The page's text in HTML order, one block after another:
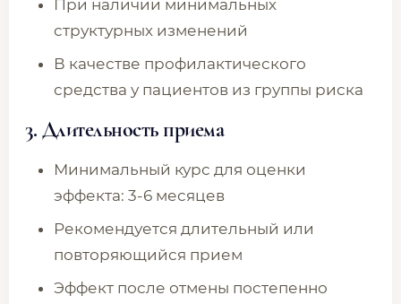
При наличии минимальных
структурных изменений
В качестве профилактического
средства у пациентов из группы риска
3. Длительность приема
Минимальный курс для оценки
эффекта: 3-6 месяцев
Рекомендуется длительный или
повторяющийся прием
Эффект после отмены постепенно